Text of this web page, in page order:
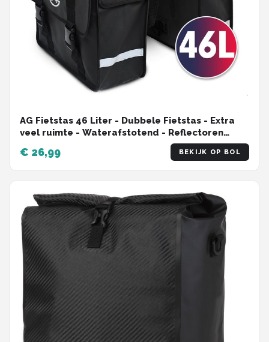
AG Fietstas 46 Liter - Dubbele Fietstas - Extra
veel ruimte - Waterafstotend - Reflectoren
fietstassen - electrische fietsen - Zwart - dubbel
€ 26,99 BEKIJK OP BOL